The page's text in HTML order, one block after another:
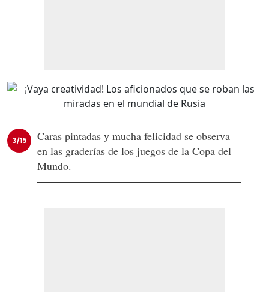
3/15
Caras pintadas y mucha felicidad se observa
en las graderías de los juegos de la Copa del
Mundo.